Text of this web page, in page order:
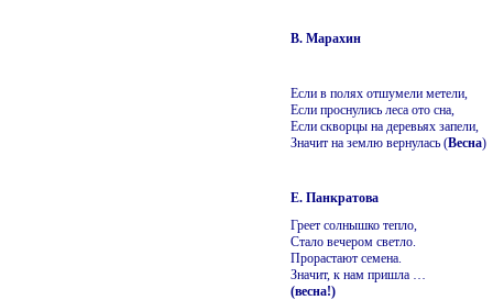
В. Марахин
Если в полях отшумели метели,
Если проснулись леса ото сна,
Если скворцы на деревьях запели,
Значит на землю вернулась (Весна)
Е. Панкратова
Греет солнышко тепло,
Стало вечером светло.
Прорастают семена.
Значит, к нам пришла …
(весна!)